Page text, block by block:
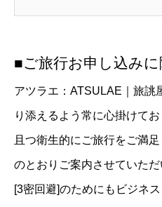
■ご旅行お申し込み
アツラエ：ATSULAE｜旅誂
り添えるよう常に心掛けて
且つ衛生的にご旅行をご満
のとおりご案内させていただ
[3密回避]のためにもビジネ